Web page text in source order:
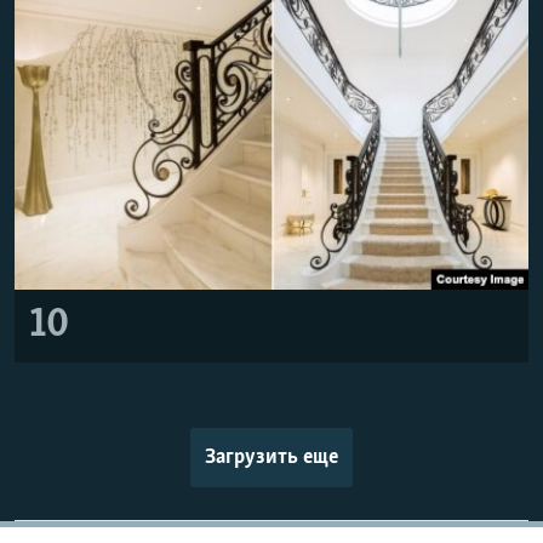
10
Загрузить еще